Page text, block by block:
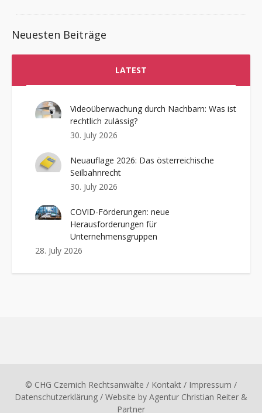
Neuesten Beiträge
LATEST
Videoüberwachung durch Nachbarn: Was ist
rechtlich zulässig?
30. July 2026
Neuauflage 2026: Das österreichische
Seilbahnrecht
30. July 2026
COVID-Förderungen: neue
Herausforderungen für
Unternehmensgruppen
28. July 2026
© CHG Czernich Rechtsanwälte / Kontakt / Impressum /
Datenschutzerklärung / Website by Agentur Christian Reiter &
Partner